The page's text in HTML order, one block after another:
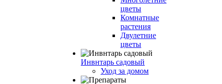
цветы
Комнатные
растения
Двулетние
цветы
Инвнтарь садовый
Уход за домом